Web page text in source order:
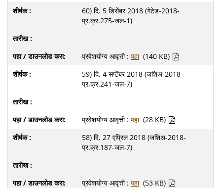
60) दि. 5 डिसेंबर 2018 (गेटेड-2018-
प्र.क्र.275-जल-1)
प्रवेशयोग्य आवृत्ती : पहा (140 KB)
59) दि. 4 सप्टेंबर 2018 (जशिअ-2018-
प्र.क्र.241-जल-7)
प्रवेशयोग्य आवृत्ती : पहा (28 KB)
58) दि. 27 एप्रिल 2018 (जशिअ-2018-
प्र.क्र.187-जल-7)
प्रवेशयोग्य आवृत्ती : पहा (53 KB)